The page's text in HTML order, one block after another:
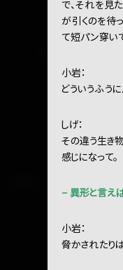
で、それを見
が引くのを待
て短パン穿い
小岩：
どういうふう
しげ：
その違う生き
感じになって。
− 異形と言え
小岩：
脅かされたり